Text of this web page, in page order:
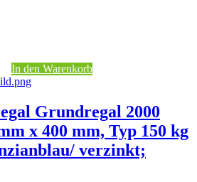
In den Warenkorb
Grundregal 2000
x 400 mm, Typ 150 kg
verzinkt;